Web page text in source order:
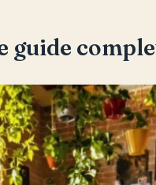
guide